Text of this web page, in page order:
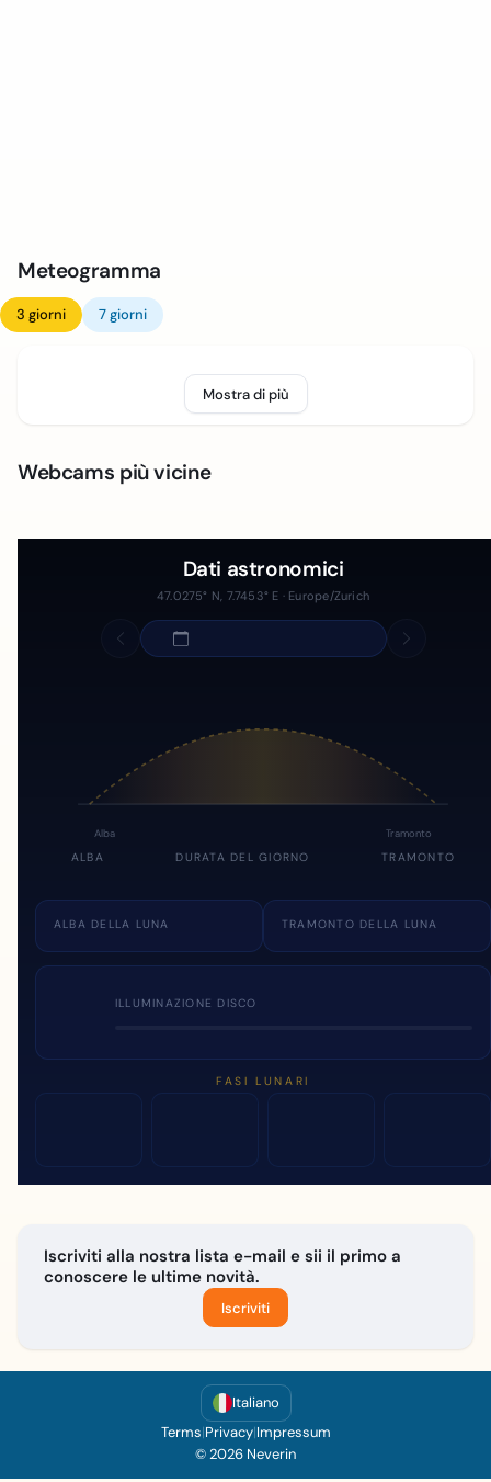
Meteogramma
3 giorni 7 giorni
Mostra di più
Webcams più vicine
Dati astronomici
47.0275° N, 7.7453° E · Europe/Zurich
Alba Tramonto
ALBA DURATA DEL GIORNO TRAMONTO
ALBA DELLA LUNA TRAMONTO DELLA LUNA
ILLUMINAZIONE DISCO
FASI LUNARI
Iscriviti alla nostra lista e-mail e sii il primo a
conoscere le ultime novità.
Iscriviti
Italiano
Terms|Privacy|Impressum
© 2026 Neverin